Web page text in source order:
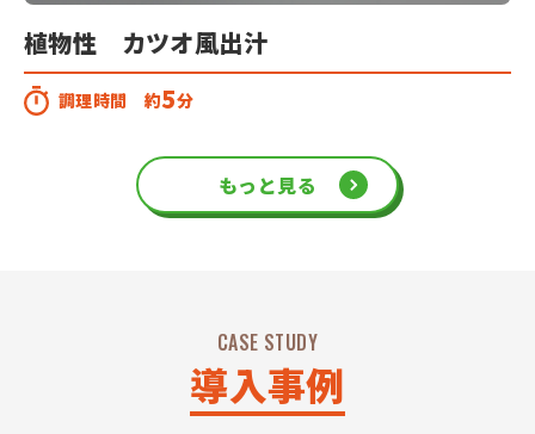
植物性 カツオ風出汁
調理時間 約5分
もっと見る
CASE STUDY
導入事例